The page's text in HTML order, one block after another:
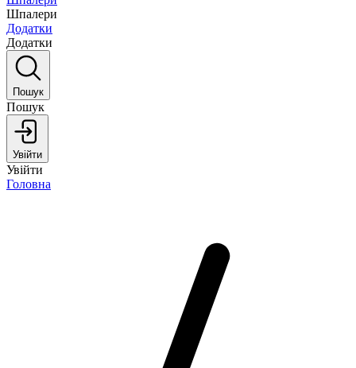
Шпалери
Додатки
Додатки
Пошук
Пошук
Увійти
Увійти
Головна